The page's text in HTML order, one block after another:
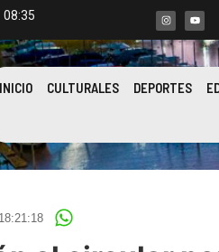
08:35
INICIO CULTURALES DEPORTES